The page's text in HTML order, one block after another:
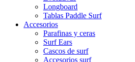
Longboard
Tablas Paddle Surf
Accesorios
Parafinas y ceras
Surf Ears
Cascos de surf
Accesorios surf